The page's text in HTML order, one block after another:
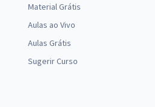
Material Grátis
Aulas ao Vivo
Aulas Grátis
Sugerir Curso